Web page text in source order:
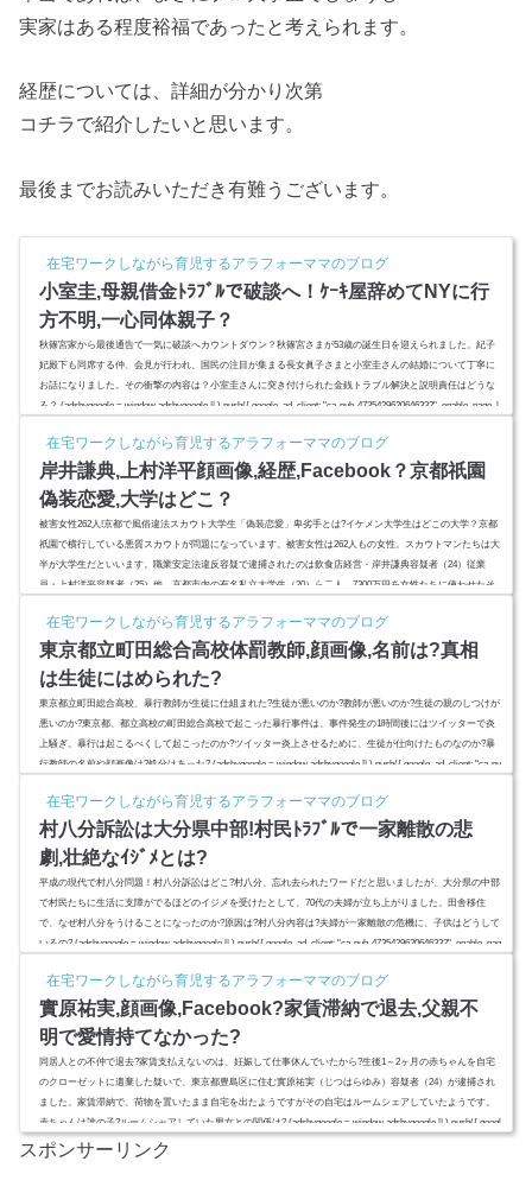
実家はある程度裕福であったと考えられます。
経歴については、詳細が分かり次第
コチラで紹介したいと思います。
最後までお読みいただき有難うございます。
在宅ワークしながら育児するアラフォーママのブログ
小室圭,母親借金ﾄﾗﾌﾞﾙで破談へ！ｹｰｷ屋辞めてNYに行
方不明,一心同体親子？
秋篠宮家から最後通告で一気に破談へカウントダウン？秋篠宮さまが53歳の誕生日を迎えられました。紀子
妃殿下も同席する仲、会見が行われ、国民の注目が集まる長女眞子さまと小室圭さんの結婚について丁寧に
お話になりました。その衝撃の内容は？小室圭さんに突き付けられた金銭トラブル解決と説明責任はどうな
る？ (adsbygoogle = window.adsbygoogle || ).push({ google_ad_client: "ca-pub-4735429620646332", enable_page_l
在宅ワークしながら育児するアラフォーママのブログ
岸井謙典,上村洋平顔画像,経歴,Facebook？京都祇園
偽装恋愛,大学はどこ？
被害女性262人!京都で風俗違法スカウト大学生「偽装恋愛」卑劣手とは?イケメン大学生はどこの大学？京都
祇園で横行している悪質スカウトが問題になっています。被害女性は262人もの女性。スカウトマンたちは大
半が大学生だといいます。職業安定法違反容疑で逮捕されたのは飲食店経営・岸井謙典容疑者（24）従業
員・上村洋平容疑者（25）他、京都市内の有名私立大学生（20）ら二人。7300万円を女性たちに使わせたそ
bygoogle |...
在宅ワークしながら育児するアラフォーママのブログ
東京都立町田総合高校体罰教師,顔画像,名前は?真相
は生徒にはめられた?
東京都立町田総合高校、暴行教師が生徒に仕組まれた?生徒が悪いのか?教師が悪いのか?生徒の親のしつけが
悪いのか?東京都、都立高校の町田総合高校で起こった暴行事件は、事件発生の1時間後にはツイッターで炎
上騒ぎ。暴行は起こるべくして起こったのか?ツイッター炎上させるために、生徒が仕向けたものなのか?暴
行教師の名前や顔画像は?処分はあった? (adsbygoogle = window.adsbygoogle || ).push({ google_ad_client: "ca-pu
在宅ワークしながら育児するアラフォーママのブログ
村八分訴訟は大分県中部!村民ﾄﾗﾌﾞﾙで一家離散の悲
劇,壮絶なｲｼﾞﾒとは?
平成の現代で村八分問題！村八分訴訟はどこ?村八分、忘れ去られたワードだと思いましたが、大分県の中部
で村民たちに生活に支障がでるほどのイジメを受けたとして、70代の夫婦が立ち上がりました。田舎移住
で、なぜ村八分をうけることになったのか?原因は?村八分内容は?夫婦が一家離散の危機に、子供はどうして
いるの? (adsbygoogle = window.adsbygoogle || ).push({ google_ad_client: "ca-pub-4735429620646332", enable_pag
在宅ワークしながら育児するアラフォーママのブログ
實原祐実,顔画像,Facebook?家賃滞納で退去,父親不
明で愛情持てなかった?
同居人との不仲で退去?家賃支払えないのは、妊娠して仕事休んでいたから?生後1～2ヶ月の赤ちゃんを自宅
のクローゼットに遺棄した疑いで、東京都豊島区に住む實原祐実（じつはらゆみ）容疑者（24）が逮捕され
ました。家賃滞納で、荷物を置いたまま自宅を出たようですがその自宅はルームシェアしていたようです。
赤ちゃんは誰の子?ルームシャアしていた男女との関係は? (adsbygoogle = window.adsbygoogle || ).push({ googl
e_ad_client: "ca-pub-4735429620646332", enable_page_level_ads: true }...
スポンサーリンク